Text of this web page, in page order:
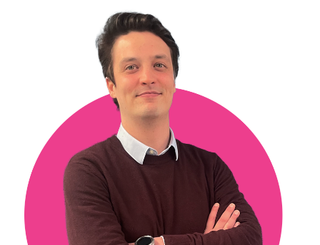
opleidingen@vgct.nl
0302543054